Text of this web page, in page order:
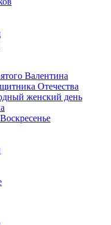
Валентина
Отечества
женский день